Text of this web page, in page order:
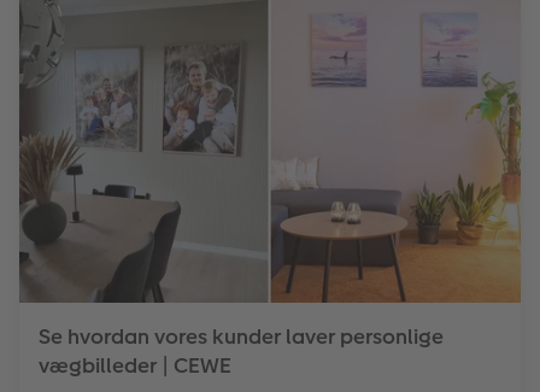
Se hvordan vores kunder laver personlige
vægbilleder | CEWE